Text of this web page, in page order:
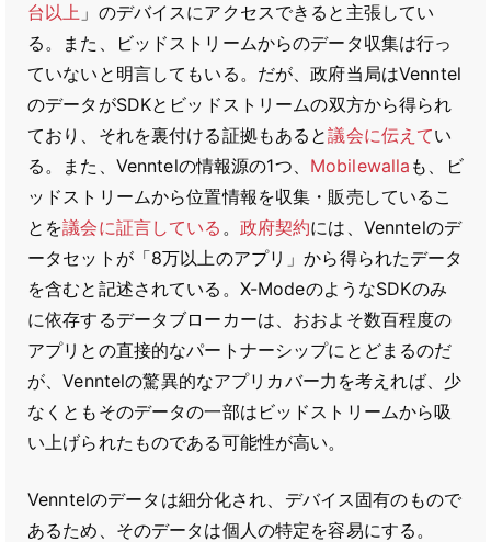
台以上 」のデバイスにアクセスできると主張してい
る。また、ビッドストリームからのデータ収集は行っ
ていないと明言してもいる。だが、政府当局はVenntel
のデータがSDKとビッドストリームの双方から得られ
ており、それを裏付ける証拠もあると議会に伝えてい
る。また、Venntelの情報源の1つ、 Mobilewalla も、ビ
ッドストリームから位置情報を収集・販売しているこ
とを議会に証言している 。 政府契約には、Venntelのデ
ータセットが「8万以上のアプリ」から得られたデータ
を含むと記述されている。X-ModeのようなSDKのみ
に依存するデータブローカーは、おおよそ数百程度の
アプリとの直接的なパートナーシップにとどまるのだ
が、Venntelの驚異的なアプリカバー力を考えれば、少
なくともそのデータの一部はビッドストリームから吸
い上げられたものである可能性が高い。
Venntelのデータは細分化され、デバイス固有のもので
あるため、そのデータは個人の特定を容易にする。